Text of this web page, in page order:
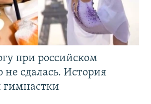
при российском
не сдалась. История
гимнастки